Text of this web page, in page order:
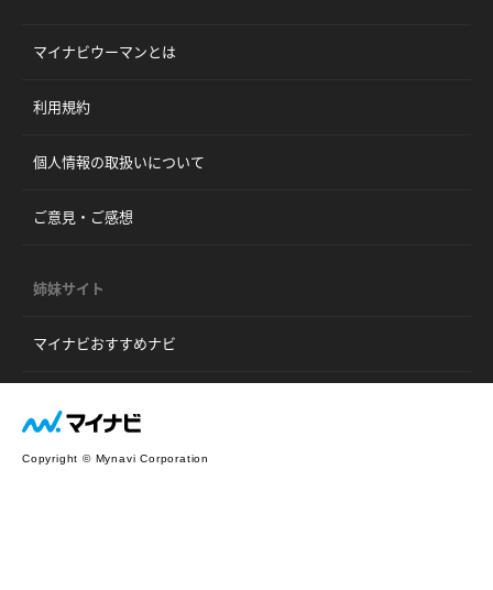
マイナビウーマンとは
利用規約
個人情報の取扱いについて
ご意見・ご感想
姉妹サイト
マイナビおすすめナビ
Copyright © Mynavi Corporation